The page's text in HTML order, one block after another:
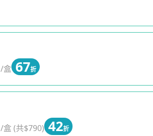
/盒 67折
/盒 (共$790) 42折